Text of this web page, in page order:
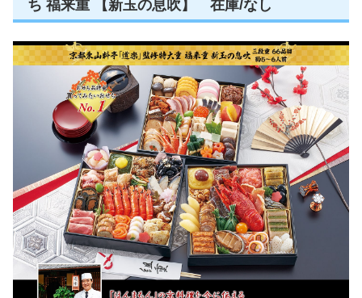
ち 福来重 【新玉の息吹】 在庫/なし